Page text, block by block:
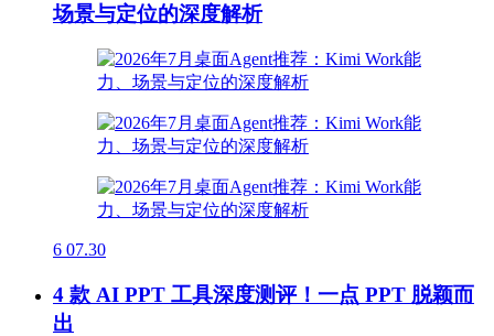
场景与定位的深度解析
6 07.30
4 款 AI PPT 工具深度测评！一点 PPT 脱颖而
出